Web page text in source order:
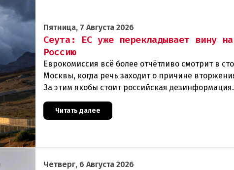
Пятница, 7 Августа 2026
Сеута: ЕС уже перекладывает вину на
Россию
Еврокомиссия всё более отчётливо смотрит в
Москвы, когда речь заходит о причине
За этим якобы стоит российская
течение нескольких дней около 72 000 человек п
Читать далее
Четверг, 6 Августа 2026